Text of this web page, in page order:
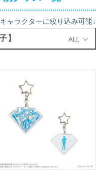
ャラクターに絞り込み可能↓
】 ALL